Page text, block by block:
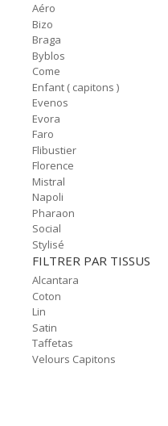
Aéro
Bizo
Braga
Byblos
Come
Enfant ( capitons )
Evenos
Evora
Faro
Flibustier
Florence
Mistral
Napoli
Pharaon
Social
Stylisé
FILTRER PAR TISSUS
Alcantara
Coton
Lin
Satin
Taffetas
Velours Capitons